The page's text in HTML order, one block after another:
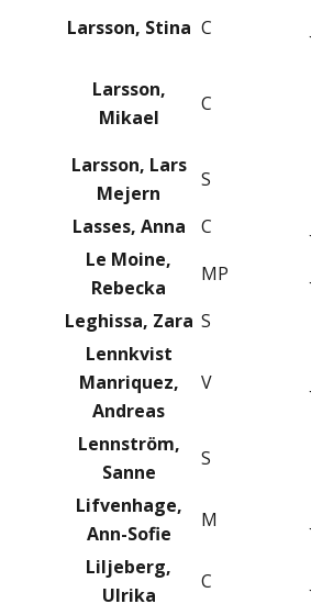
Larsson, Stina C
Larsson,
Mikael
C
Larsson, Lars
Mejern
S
Lasses, Anna
C
Le Moine,
Rebecka
MP
Leghissa, Zara S
Lennkvist
Manriquez,
Andreas
V
Lennström,
Sanne
S
Lifvenhage,
Ann-Sofie
M
Liljeberg,
Ulrika
C